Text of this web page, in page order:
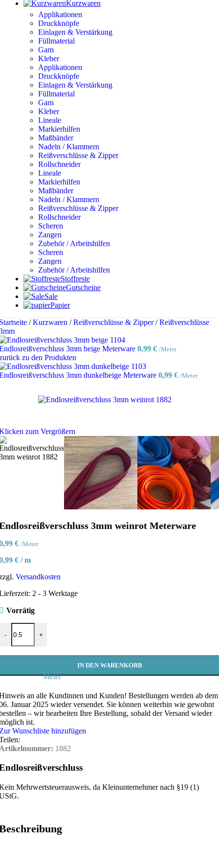
Kurzwaren
Applikationen
Druckknöpfe
Einlagen & Verstärkung
Füllmaterial
Garn
Kleber
Applikationen
Druckknöpfe
Einlagen & Verstärkung
Füllmaterial
Garn
Kleber
Lineale
Markierhilfen
Maßbänder
Nadeln / Klammern
Reißverschlüsse & Zipper
Rollschneider
Lineale
Markierhilfen
Maßbänder
Nadeln / Klammern
Reißverschlüsse & Zipper
Rollschneider
Scheren
Zangen
Zubehör / Arbeitshilfen
Scheren
Zangen
Zubehör / Arbeitshilfen
Stoffreste
Gutscheine
Sale
Papier
/ Kurzwaren / Reißverschlüsse & Zipper/ Reißverschlüsse
3mm beige Meterware 0,99 € /Meter
zu den Produkten
3mm dunkelbeige Meterware 0,99 € /Meter
zum Vergrößern
3mm weinrot Meterware
€ /Meter
€ /m
Versandkosten
2 - 3 Werktage
Vorrätig
-
3mm weinrot Meterware Menge
+
Meter
IN DEN WARENKORB
an alle Kundinnen und Kunden! Bestellungen werden ab dem
Januar 2025 wieder versendet. Sie können weiterhin wie gewohnt
– wir bearbeiten Ihre Bestellung, sobald der Versand wieder
ist.
Wunschliste hinzufügen
1882
Mehrwertsteuerausweis, da Kleinunternehmer nach §19 (1)